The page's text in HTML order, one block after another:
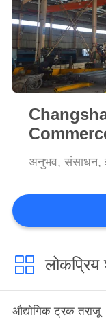
अनुभव, संसाधन,
लोकप्रिय
औद्योगिक ट्रक तराजू